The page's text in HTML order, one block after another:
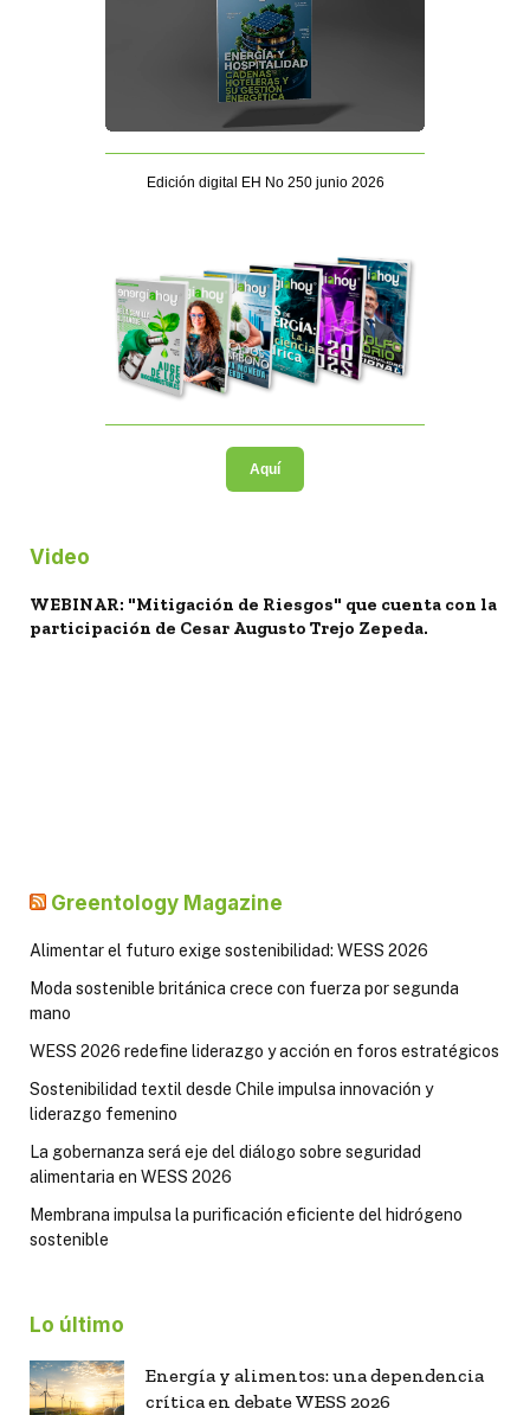
Edición digital EH No 250 junio 2026
Aquí
Video
WEBINAR: "Mitigación de Riesgos" que cuenta con la
participación de Cesar Augusto Trejo Zepeda.
Greentology Magazine
Alimentar el futuro exige sostenibilidad: WESS 2026
Moda sostenible británica crece con fuerza por segunda
mano
WESS 2026 redefine liderazgo y acción en foros estratégicos
Sostenibilidad textil desde Chile impulsa innovación y
liderazgo femenino
La gobernanza será eje del diálogo sobre seguridad
alimentaria en WESS 2026
Membrana impulsa la purificación eficiente del hidrógeno
sostenible
Lo último
Energía y alimentos: una dependencia
crítica en debate WESS 2026